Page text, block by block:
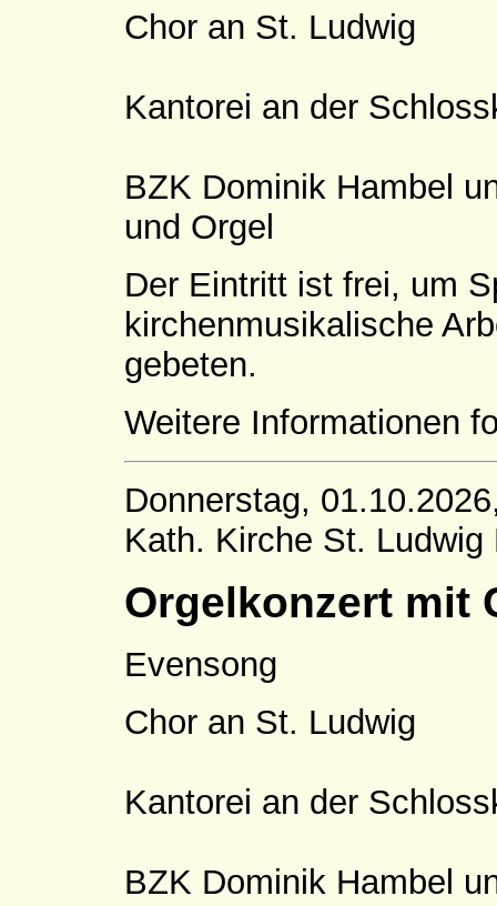
Chor an St. Ludwig
Kantorei an der
BZK Dominik Hambel
und Orgel
Der Eintritt ist frei, um
kirchenmusikalische
gebeten.
Weitere Informationen
Donnerstag,
Kath. Kirche St. Ludwig
Orgelkonzert mit
Evensong
Chor an St. Ludwig
Kantorei an der
BZK Dominik Hambel